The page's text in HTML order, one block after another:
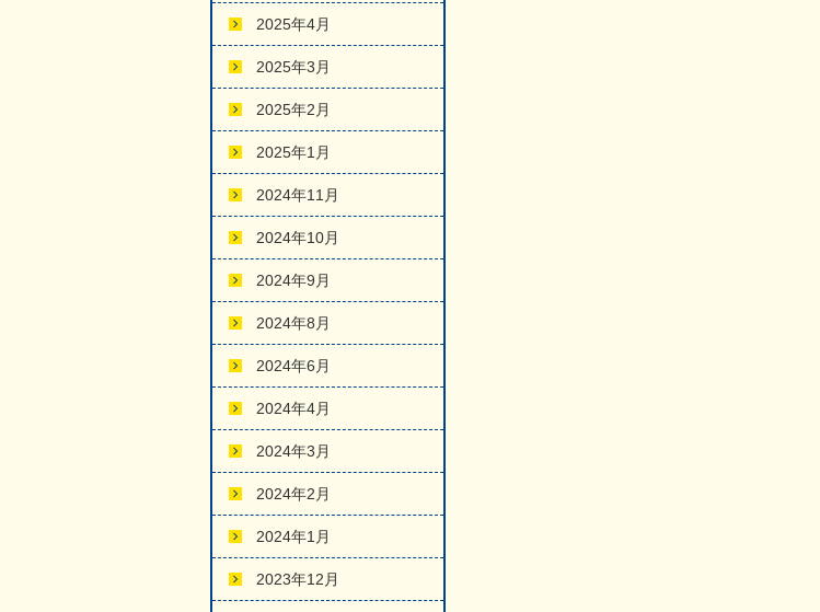
2025年4月
2025年3月
2025年2月
2025年1月
2024年11月
2024年10月
2024年9月
2024年8月
2024年6月
2024年4月
2024年3月
2024年2月
2024年1月
2023年12月